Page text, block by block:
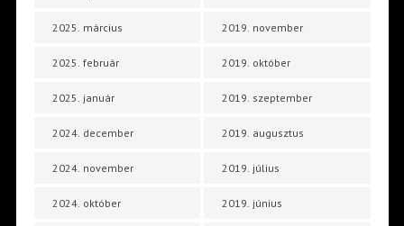
2025. március
2025. február
2025. január
2024. december
2024. november
2024. október
2019. november
2019. október
2019. szeptember
2019. augusztus
2019. július
2019. június